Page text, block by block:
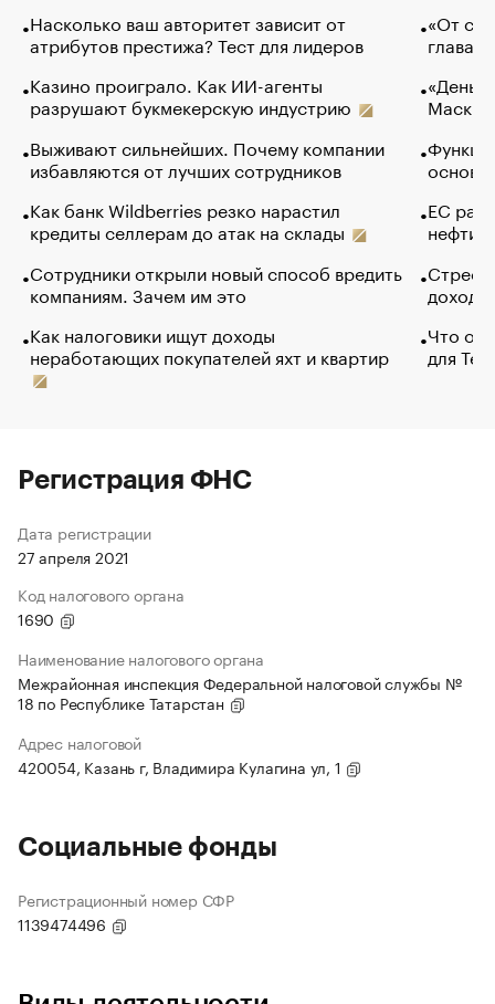
Насколько ваш авторитет зависит от
атрибутов престижа? Тест для лидеров
Казино проиграло. Как ИИ-агенты
разрушают букмекерскую индустрию
Выживают сильнейших. Почему компании
избавляются от лучших сотрудников
Как банк Wildberries резко нарастил
кредиты селлерам до атак на склады
Сотрудники открыли новый способ вредить
компаниям. Зачем им это
Как налоговики ищут доходы
неработающих покупателей яхт и квартир
«От
глава
Маск в
основ
ЕС
нефти
Что
для
Регистрация ФНС
Дата регистрации
27 апреля 2021
Код налогового органа
1690
Наименование налогового органа
Межрайонная инспекция Федеральной налоговой службы №
18 по Республике Татарстан
Адрес налоговой
420054, Казань г, Владимира Кулагина ул, 1
Социальные фонды
Регистрационный номер СФР
1139474496